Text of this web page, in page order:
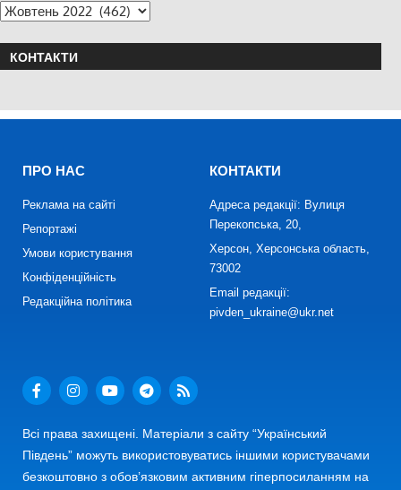
КОНТАКТИ
ПРО НАС
Реклама на сайті
Репортажі
Умови користування
Конфіденційність
Редакційна політика
КОНТАКТИ
Адреса редакції: Вулиця
Перекопська, 20,
Херсон, Херсонська область,
73002
Email редакції:
pivden_ukraine@ukr.net
Всі права захищені. Матеріали з сайту “Український
Південь” можуть використовуватись іншими користувачами
безкоштовно з обов’язковим активним гіперпосиланням на